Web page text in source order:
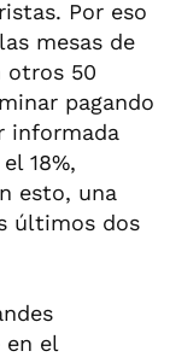
Por eso
mesas de
otros 50
pagando
informada
18%,
esto, una
últimos dos
en el